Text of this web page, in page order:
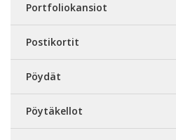
Portfoliokansiot
Postikortit
Pöydät
Pöytäkellot